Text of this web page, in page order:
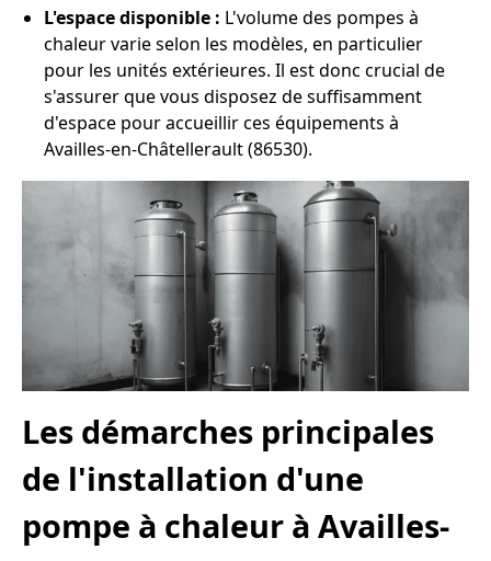
L'espace disponible : L'volume des pompes à
chaleur varie selon les modèles, en particulier
pour les unités extérieures. Il est donc crucial de
s'assurer que vous disposez de suffisamment
d'espace pour accueillir ces équipements à
Availles-en-Châtellerault (86530).
Les démarches principales
de l'installation d'une
pompe à chaleur à Availles-